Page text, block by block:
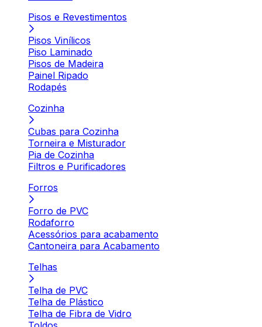
Pisos e Revestimentos
Pisos Vinílicos
Piso Laminado
Pisos de Madeira
Painel Ripado
Rodapés
Cozinha
Cubas para Cozinha
Torneira e Misturador
Pia de Cozinha
Filtros e Purificadores
Forros
Forro de PVC
Rodaforro
Acessórios para acabamento
Cantoneira para Acabamento
Telhas
Telha de PVC
Telha de Plástico
Telha de Fibra de Vidro